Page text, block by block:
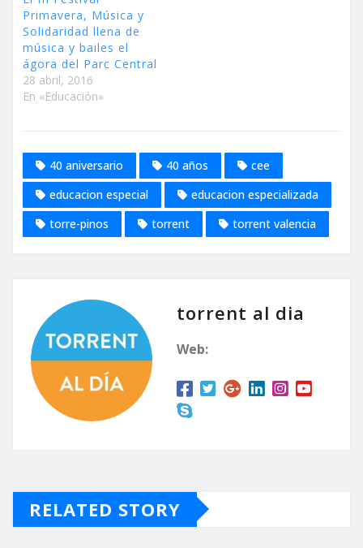
Primavera, Música y
Solidaridad llena de
música y bailes el
ágora del Parc Central
28 abril, 2016
En «Educación»
40 aniversario 40 años
cee
educacion especial
educacion especializada
torre-pinos
torrent torrent valencia
torrent al dia
Web:
RELATED STORY